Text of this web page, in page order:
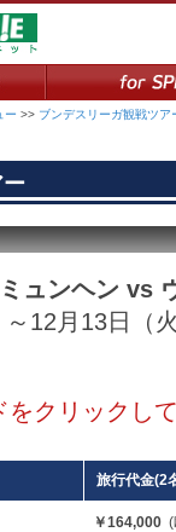
ー >> ブンデスリーガ観戦ツア
ュンヘン vs
）～12月13
クリックし
旅行代金(2
￥164,000 (